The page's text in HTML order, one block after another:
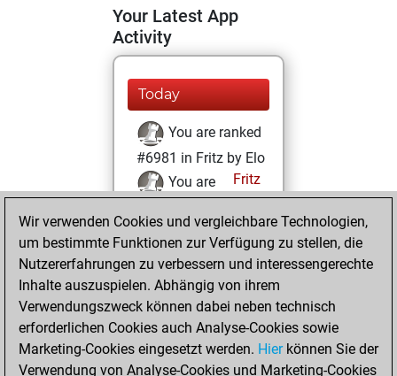
Your Latest App
Activity
Today
You are ranked
#6981 in Fritz by Elo
Fritz
You are
Fritz Beauty
Mittwoch,
Dezember 1, 2021
You won
against Fritz
Fritz
Wir verwenden Cookies und vergleichbare Technologien,
um bestimmte Funktionen zur Verfügung zu stellen, die
Nutzererfahrungen zu verbessern und interessengerechte
Inhalte auszuspielen. Abhängig von ihrem
Verwendungszweck können dabei neben technisch
erforderlichen Cookies auch Analyse-Cookies sowie
Marketing-Cookies eingesetzt werden. Hierkönnen Sie der
Verwendung von Analyse-Cookies und Marketing-Cookies